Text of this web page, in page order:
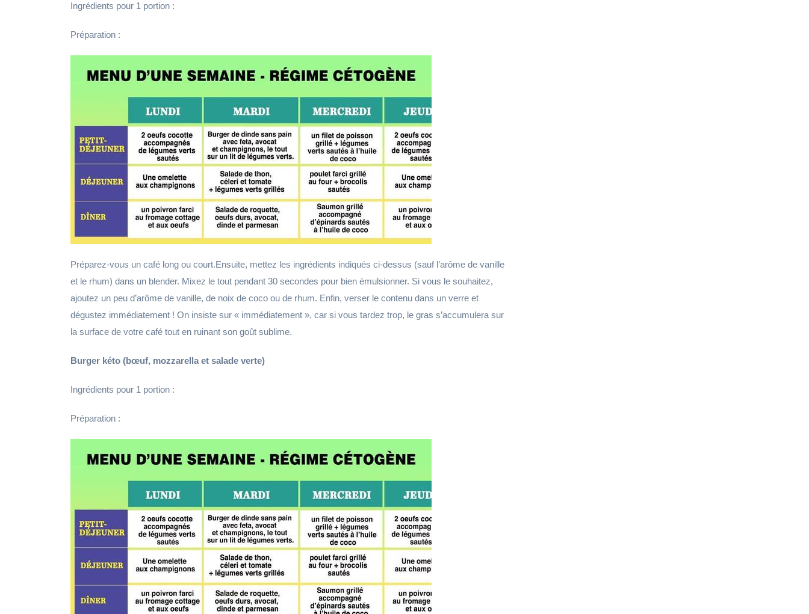
Ingrédients pour 1 portion :
Préparation :
Préparez-vous un café long ou court.Ensuite, mettez les ingrédients indiqués ci-dessus (sauf l’arôme de vanille
et le rhum) dans un blender. Mixez le tout pendant 30 secondes pour bien émulsionner. Si vous le souhaitez,
ajoutez un peu d’arôme de vanille, de noix de coco ou de rhum. Enfin, verser le contenu dans un verre et
dégustez immédiatement ! On insiste sur « immédiatement », car si vous tardez trop, le gras s’accumulera sur
la surface de votre café tout en ruinant son goût sublime.
Burger kéto (bœuf, mozzarella et salade verte)
Ingrédients pour 1 portion :
Préparation :